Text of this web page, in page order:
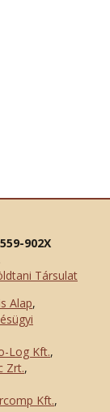
902X
Társulat
Alap,
Log Kft.,
Zrt.,
Kft.,